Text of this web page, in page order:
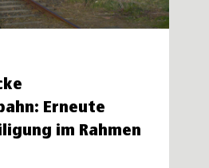
Erneute
im Rahmen